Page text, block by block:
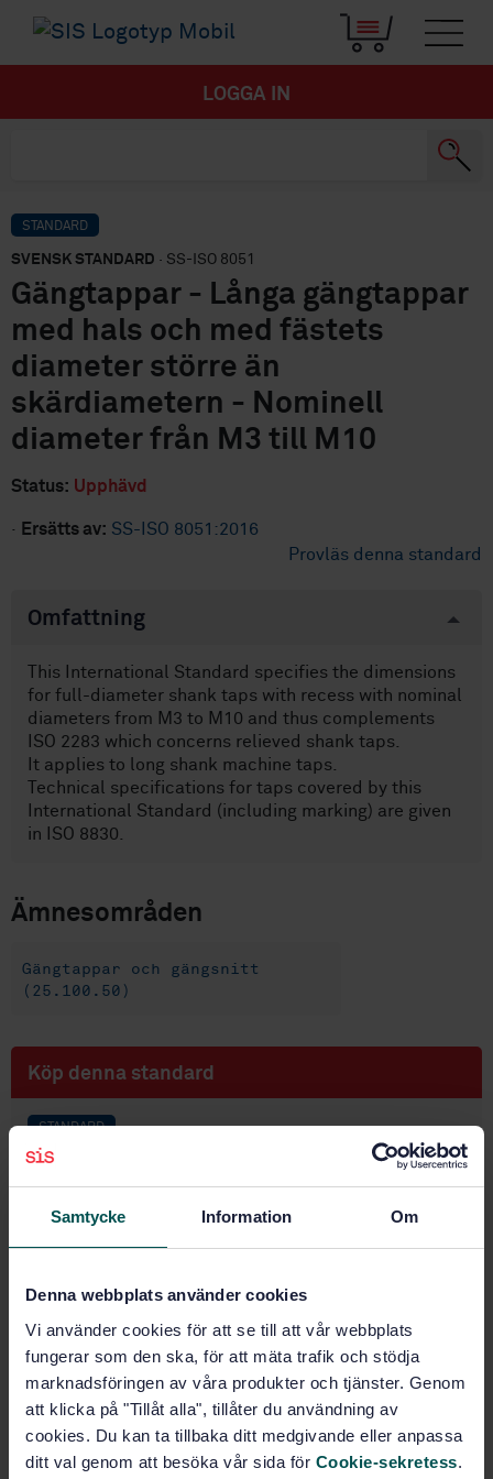
Samtycke Information Om
Denna webbplats använder cookies
Vi använder cookies för att se till att vår webbplats
fungerar som den ska, för att mäta trafik och stödja
marknadsföringen av våra produkter och tjänster. Genom
att klicka på "Tillåt alla", tillåter du användning av
cookies. Du kan ta tillbaka ditt medgivande eller anpassa
ditt val genom att besöka vår sida för Cookie-sekretess.
LOGGA IN
STANDARD
SVENSK STANDARD · SS-ISO 8051
Gängtappar - Långa gängtappar
med hals och med fästets
diameter större än
skärdiametern - Nominell
diameter från M3 till M10
Status: Upphävd
· Ersätts av: SS-ISO 8051:2016
Provläs denna standard
Omfattning
This International Standard specifies the dimensions
for full-diameter shank taps with recess with nominal
diameters from M3 to M10 and thus complements
ISO 2283 which concerns relieved shank taps.
It applies to long shank machine taps.
Technical specifications for taps covered by this
International Standard (including marking) are given
in ISO 8830.
Ämnesområden
Gängtappar och gängsnitt
(25.100.50)
Köp denna standard
STANDARD
SVENSK STANDARD
Gängtappar - Långa gängtappar med hals och med
fästets diameter större än skärdiametern - Nominell
Prenumerera på standarden - Läs mer
Pris:687 SEK
PDF
Lägg i varukorgen
Fler alternativ